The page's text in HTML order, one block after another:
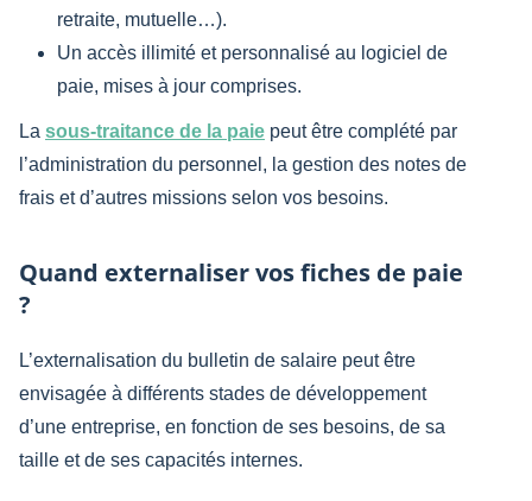
retraite, mutuelle…).
Un accès illimité et personnalisé au logiciel de
paie, mises à jour comprises.
La sous-traitance de la paie peut être complété par
l’administration du personnel, la gestion des notes de
frais et d’autres missions selon vos besoins.
Quand externaliser vos fiches de paie
?
L’externalisation du bulletin de salaire peut être
envisagée à différents stades de développement
d’une entreprise, en fonction de ses besoins, de sa
taille et de ses capacités internes.